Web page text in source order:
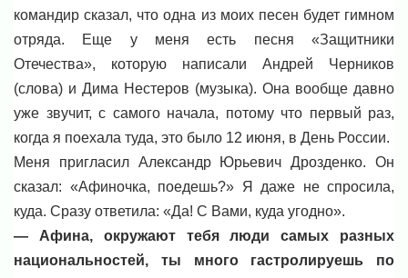
командир сказал, что одна из моих песен будет гимном
отряда. Еще у меня есть песня «Защитники
Отечества», которую написали Андрей Черников
(слова) и Дима Нестеров (музыка). Она вообще давно
уже звучит, с самого начала, потому что первый раз,
когда я поехала туда, это было 12 июня, в День России.
Меня пригласил Александр Юрьевич Дрозденко. Он
сказал: «Афиночка, поедешь?» Я даже не спросила,
куда. Сразу ответила: «Да! С Вами, куда угодно».
— Афина, окружают тебя люди самых разных
национальностей, ты много гастролируешь по